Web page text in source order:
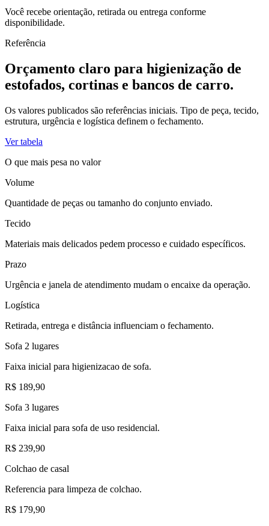
Você recebe orientação, retirada ou entrega conforme
disponibilidade.
Referência
Orçamento claro para higienização de
estofados, cortinas e bancos de carro.
Os valores publicados são referências iniciais. Tipo de peça, tecido,
estrutura, urgência e logística definem o fechamento.
Ver tabela
O que mais pesa no valor
Volume
Quantidade de peças ou tamanho do conjunto enviado.
Tecido
Materiais mais delicados pedem processo e cuidado específicos.
Prazo
Urgência e janela de atendimento mudam o encaixe da operação.
Logística
Retirada, entrega e distância influenciam o fechamento.
Sofa 2 lugares
Faixa inicial para higienizacao de sofa.
R$ 189,90
Sofa 3 lugares
Faixa inicial para sofa de uso residencial.
R$ 239,90
Colchao de casal
Referencia para limpeza de colchao.
R$ 179,90